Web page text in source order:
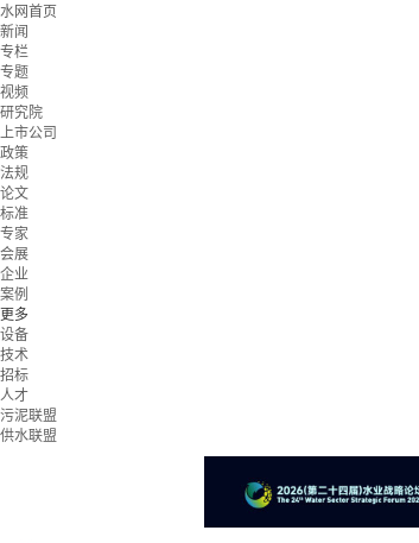
水网首页
新闻
专栏
专题
视频
研究院
上市公司
政策
法规
论文
标准
专家
会展
企业
案例
更多
设备
技术
招标
人才
污泥联盟
供水联盟